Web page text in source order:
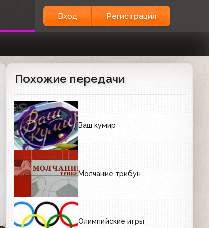
Вход Регистрация
Похожие передачи
Ваш кумир
Молчание трибун
Олимпийские игры